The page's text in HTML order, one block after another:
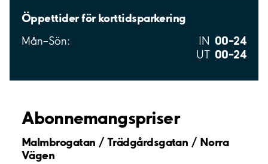
Öppettider för korttidsparkering
Mån–Sön: IN 00–24
UT 00–24
Abonnemangspriser
Malmbrogatan / Trädgårdsgatan / Norra
Vägen